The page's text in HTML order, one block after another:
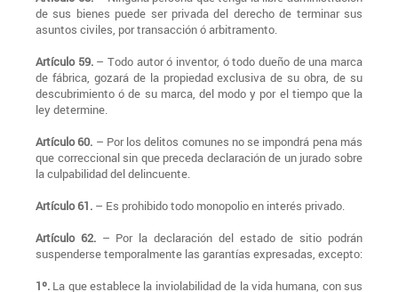
de sus bienes puede ser privada del derecho de terminar sus
asuntos civiles, por transacción ó arbitramento.
Artículo 59.– Todo autor ó inventor, ó todo dueño de una marca
de fábrica, gozará de la propiedad exclusiva de su obra, de su
descubrimiento ó de su marca, del modo y por el tiempo que la
ley determine.
Artículo 60. – Por los delitos comunes no se impondrá pena más
que correccional sin que preceda declaración de un jurado sobre
la culpabilidad del delincuente.
Artículo 61. – Es prohibido todo monopolio en interés privado.
Artículo 62.– Por la declaración del estado de sitio podrán
suspenderse temporalmente las garantías expresadas, excepto:
1º. La que establece la inviolabilidad de la vida humana, con sus